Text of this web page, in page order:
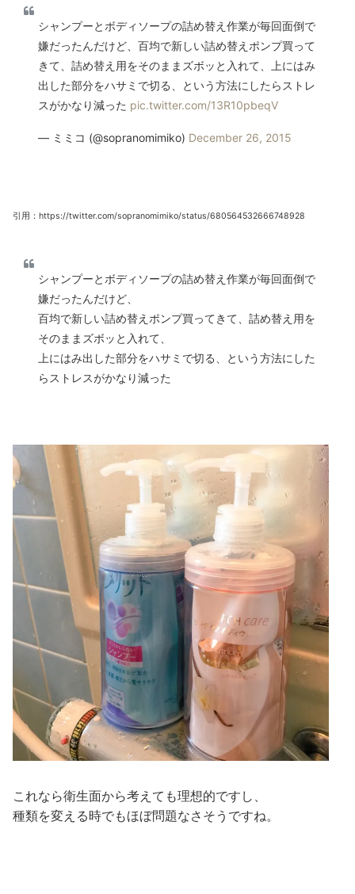
シャンプーとボディソープの詰め替え作業が毎回面倒で
嫌だったんだけど、百均で新しい詰め替えポンプ買って
きて、詰め替え用をそのままズボッと入れて、上にはみ
出した部分をハサミで切る、という方法にしたらストレ
スがかなり減った pic.twitter.com/13R10pbeqV
— ミミコ (@sopranomimiko) December 26, 2015
引用：https://twitter.com/sopranomimiko/status/680564532666748928
シャンプーとボディソープの詰め替え作業が毎回面倒で
嫌だったんだけど、
百均で新しい詰め替えポンプ買ってきて、詰め替え用を
そのままズボッと入れて、
上にはみ出した部分をハサミで切る、という方法にした
らストレスがかなり減った
これなら衛生面から考えても理想的ですし、
種類を変える時でもほぼ問題なさそうですね。